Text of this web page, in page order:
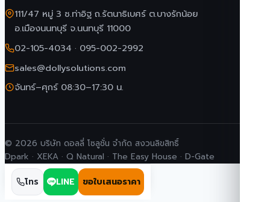
111/47 หมู่ 3 ซ.ท่าอิฐ ถ.รัตนาธิเบศร์ ต.บางรักน้อย
อ.เมืองนนทบุรี จ.นนทบุรี 11000
02-105-4034 · 095-002-2992
sales@dollysolutions.com
จันทร์–ศุกร์ 08:30–17:30 น.
© 2026 บริษัท ดอลลี่ โซลูชั่น จำกัด สงวนลิขสิทธิ์
Dpark · XEKA · Q Natural · The Easy House · D-Gate
โทร LINE ขอใบเสนอราคา